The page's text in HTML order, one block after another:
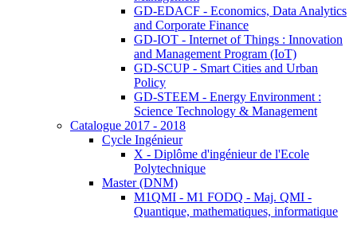
GD-EDACF - Economics, Data Analytics
and Corporate Finance
GD-IOT - Internet of Things : Innovation
and Management Program (IoT)
GD-SCUP - Smart Cities and Urban
Policy
GD-STEEM - Energy Environment :
Science Technology & Management
Catalogue 2017 - 2018
Cycle Ingénieur
X - Diplôme d'ingénieur de l'Ecole
Polytechnique
Master (DNM)
M1QMI - M1 FODQ - Maj. QMI -
Quantique, mathematiques, informatique